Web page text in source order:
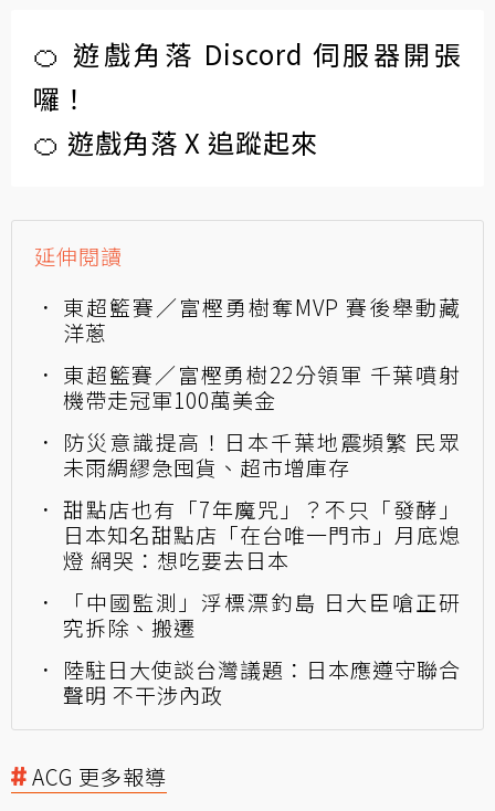
🍊 遊戲角落 Discord 伺服器開張
囉！
🍊 遊戲角落 X 追蹤起來
延伸閱讀
東超籃賽／富樫勇樹奪MVP 賽後舉動藏
洋蔥
東超籃賽／富樫勇樹22分領軍 千葉噴射
機帶走冠軍100萬美金
防災意識提高！日本千葉地震頻繁 民眾
未雨綢繆急囤貨、超市增庫存
甜點店也有「7年魔咒」？不只「發酵」
日本知名甜點店「在台唯一門市」月底熄
燈 網哭：想吃要去日本
「中國監測」浮標漂釣島 日大臣嗆正研
究拆除、搬遷
陸駐日大使談台灣議題：日本應遵守聯合
聲明 不干涉內政
ACG 更多報導